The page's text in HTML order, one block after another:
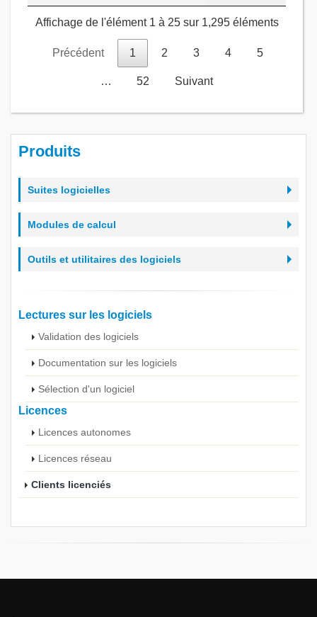
Affichage de l'élément 1 à 25 sur 1,295 éléments
Précédent 1 2 3 4 5
… 52 Suivant
Produits
Suites logicielles
Modules de calcul
Outils et utilitaires des logiciels
Lectures sur les logiciels
Validation des logiciels
Documentation sur les logiciels
Sélection d'un logiciel
Licences
Licences autonomes
Licences réseau
Clients licenciés